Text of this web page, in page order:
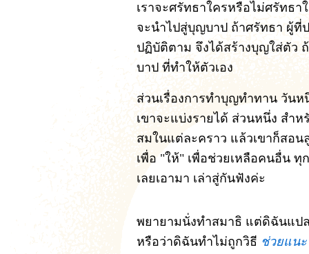
เราจะศรัทธาใครหรือไม่ศรัทธ
จะนำไปสู่บุญบาป ถ้าศรัทธา ผู้ที่
ปฏิบัติตาม จึงได้สร้างบุญใส่ตัว
บาป ที่ทำให้ตัวเอง
ส่วนเรื่องการทำบุญทำทาน วัน
เขาจะแบ่งรายได้ ส่วนหนึ่ง สำ
สมในแต่ละคราว แล้วเขาก็สอน
เพื่อ "ให้" เพื่อช่วยเหลือคนอื่น
เลยเอามา เล่าสู่กันฟังค่ะ
พยายามนั่งทำสมาธิ แต่ดิฉันแป
หรือว่าดิฉันทำไม่ถูกวิธี ช่วยแน